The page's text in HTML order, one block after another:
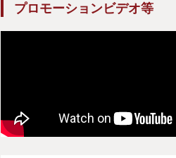
そんな
7 Days to End with You
ありがとうございました。
プロモーションビデオ等